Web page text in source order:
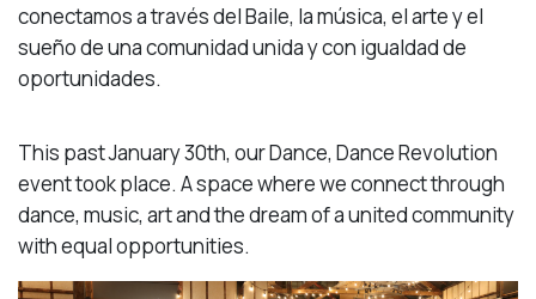
conectamos a través del Baile, la música, el arte y el
sueño de una comunidad unida y con igualdad de
oportunidades.
This past January 30th, our Dance, Dance Revolution
event took place. A space where we connect through
dance, music, art and the dream of a united community
with equal opportunities.